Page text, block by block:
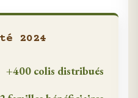
2024
+400 colis distribués